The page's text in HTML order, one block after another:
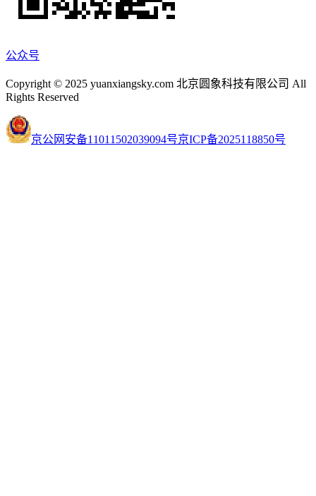
公众号
Copyright © 2025 yuanxiangsky.com 北京圆象科技有限公司 All
Rights Reserved
京公网安备11011502039094号京ICP备2025118850号